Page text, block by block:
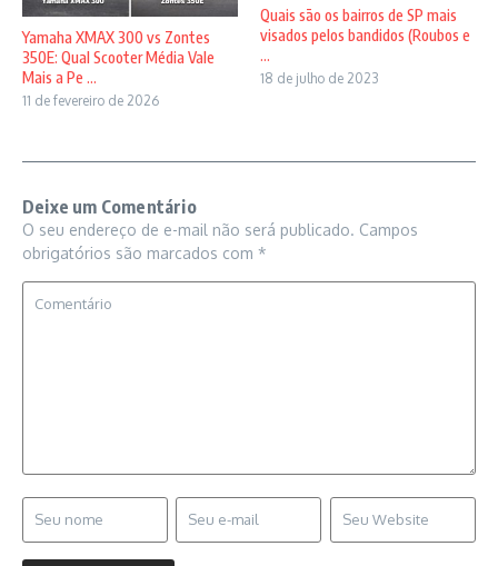
Yamaha XMAX 300 vs Zontes
350E: Qual Scooter Média Vale
Mais a Pe ...
11 de fevereiro de 2026
Quais são os bairros de SP mais
visados pelos bandidos (Roubos e
...
18 de julho de 2023
Deixe um Comentário
O seu endereço de e-mail não será publicado. Campos
obrigatórios são marcados com *